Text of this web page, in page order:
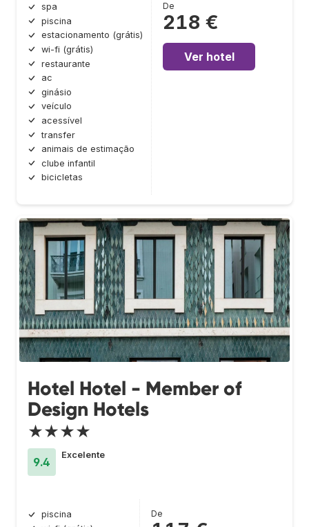
spa
piscina
estacionamento (grátis)
wi-fi (grátis)
restaurante
ac
ginásio
veículo
acessível
transfer
animais de estimação
clube infantil
bicicletas
De
218 €
Ver hotel
Hotel Hotel - Member of
Design Hotels
★★★★
9.4
Excelente
piscina
De